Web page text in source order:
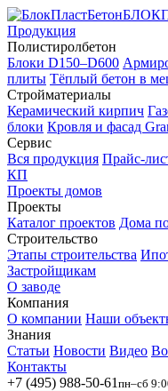
Продукция
Полистиролбетон
Блоки D150–D600
плиты Тёплый бетон в
Стройматериалы
Керамический кирпич
блоки Кровля и фасад
Сервис
Вся продукция Прайс-
КП
Проекты домов
Проекты
Каталог проектов Дома
Строительство
Этапы строительства
Застройщикам
О заводе
Компания
О компании Наши
Знания
Статьи Новости Видео
Контакты
+7 (495) 988-50-61 пн–сб